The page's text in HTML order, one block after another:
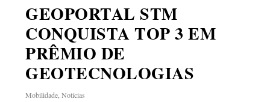
GEOPORTAL STM
CONQUISTA TOP 3 EM
PRÊMIO DE
GEOTECNOLOGIAS
Mobilidade ,Notícias